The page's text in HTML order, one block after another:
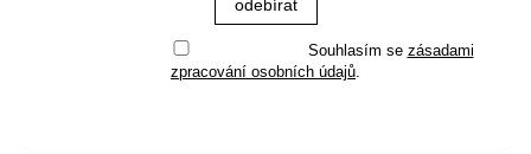
Souhlasím se zásadami
zpracování osobních údajů.